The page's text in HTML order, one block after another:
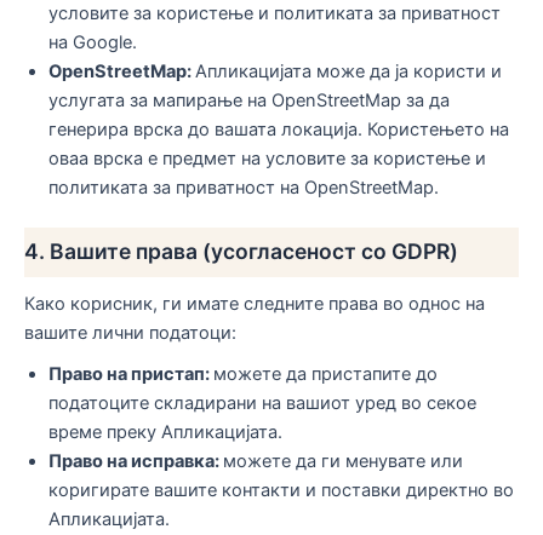
условите за користење и политиката за приватност
на Google.
OpenStreetMap:Апликацијата може да ја користи и
услугата за мапирање на OpenStreetMap за да
генерира врска до вашата локација. Користењето на
оваа врска е предмет на условите за користење и
политиката за приватност на OpenStreetMap.
4. Вашите права (усогласеност со GDPR)
Како корисник, ги имате следните права во однос на
вашите лични податоци:
Право на пристап: можете да пристапите до
податоците складирани на вашиот уред во секое
време преку Апликацијата.
Право на исправка: можете да ги менувате или
коригирате вашите контакти и поставки директно во
Апликацијата.